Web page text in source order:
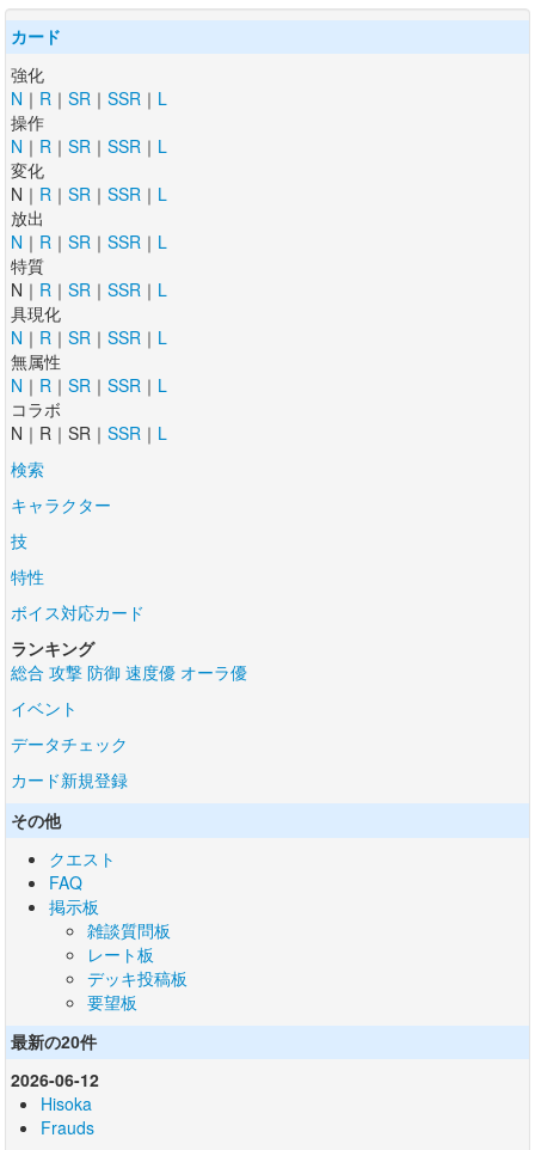
カード
強化
N ｜ R ｜ SR ｜ SSR ｜ L
操作
N ｜ R ｜ SR ｜ SSR ｜ L
変化
N｜ R ｜ SR ｜ SSR ｜ L
放出
N ｜ R ｜ SR ｜ SSR ｜ L
特質
N｜ R ｜ SR ｜ SSR ｜ L
具現化
N ｜ R ｜ SR ｜ SSR ｜ L
無属性
N ｜ R ｜ SR ｜ SSR ｜ L
コラボ
N｜R｜SR｜ SSR ｜ L
検索
キャラクター
技
特性
ボイス対応カード
ランキング
総合 攻撃 防御 速度優 オーラ優
イベント
データチェック
カード新規登録
その他
クエスト
FAQ
掲示板
雑談質問板
レート板
デッキ投稿板
要望板
最新の20件
2026-06-12
Hisoka
Frauds